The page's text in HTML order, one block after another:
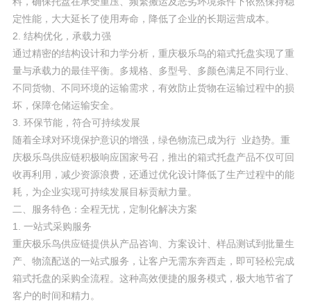
定性能，大大延长了使用寿命，降低了企业的长期运营成本。
2. 结构优化，承载力强
通过精密的结构设计和力学分析，重庆极乐鸟的箱式托盘实现了重
量与承载力的最佳平衡。多规格、多型号、多颜色满足不同行业、
不同货物、不同环境的运输需求，有效防止货物在运输过程中的损
坏，保障仓储运输安全。
3. 环保节能，符合可持续发展
随着全球对环境保护意识的增强，绿色物流已成为行 业趋势。重
庆极乐鸟供应链积极响应国家号召，推出的箱式托盘产品不仅可回
收再利用，减少资源浪费，还通过优化设计降低了生产过程中的能
耗，为企业实现可持续发展目标贡献力量。
二、服务特色：全程无忧，定制化解决方案
1. 一站式采购服务
重庆极乐鸟供应链提供从产品咨询、方案设计、样品测试到批量生
产、物流配送的一站式服务，让客户无需东奔西走，即可轻松完成
箱式托盘的采购全流程。这种高效便捷的服务模式，极大地节省了
客户的时间和精力。